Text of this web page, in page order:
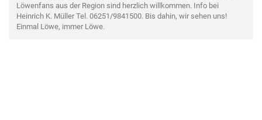
Löwenfans aus der Region sind herzlich willkommen. Info bei
Heinrich K. Müller Tel. 06251/9841500. Bis dahin, wir sehen uns!
Einmal Löwe, immer Löwe.